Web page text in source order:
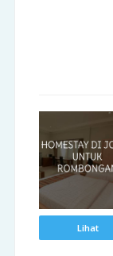
Lihat